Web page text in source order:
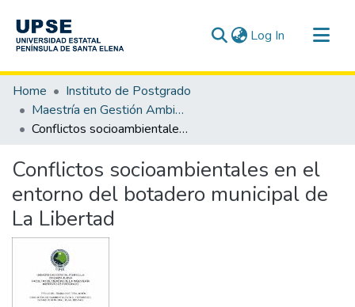
Log In (current)
Communities & Collections
All of DSpace
Statistics
Home
Instituto de Postgrado
Maestría en Gestión Ambiental
Conflictos socioambientales en el entorno del botadero municipal de La Libertad
Conflictos socioambientales en el
entorno del botadero municipal de
La Libertad